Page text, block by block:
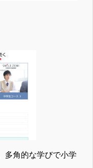
多角的な学びで小学